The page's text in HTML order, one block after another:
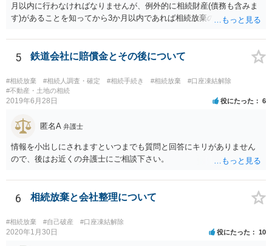
月以内に行わなければなりませんが、例外的に相続財産(債務も含みま
す)があることを知ってから3か月以内であれば相続放棄の申述が認め
したら、早急に家裁に行って相続放棄の申述をしたい旨告げて必要な
書類を提出されることをおすすめいたします。 なお、お父様の債務が
他にもあるかもしれないというリスクを考えますと、相続放棄の申述
にあたっては、法テラスの無料相談等を利用して弁護士に相談するこ
とも十分考えられるかと存じます。また、ご記載いただいた事実関係
を拝見するかぎり、再婚相手のかたは既に相続放棄をされている可能
5 鉄道会社に賠償金とその後について
#相続放棄 #相続人調査・確定 #相続手続き #相続放棄
#口座凍結解除
#不動産・土地の相続
2019年6月28日 役にたった 6
匿名A 弁護士
情報を小出しにされますといつまでも質問と回答にキリがありません
ので、後はお近くの弁護士にご相談下さい。
6 相続放棄と会社整理について
#相続放棄 #自己破産 #口座凍結解除
2020年1月30日 役にたった 10